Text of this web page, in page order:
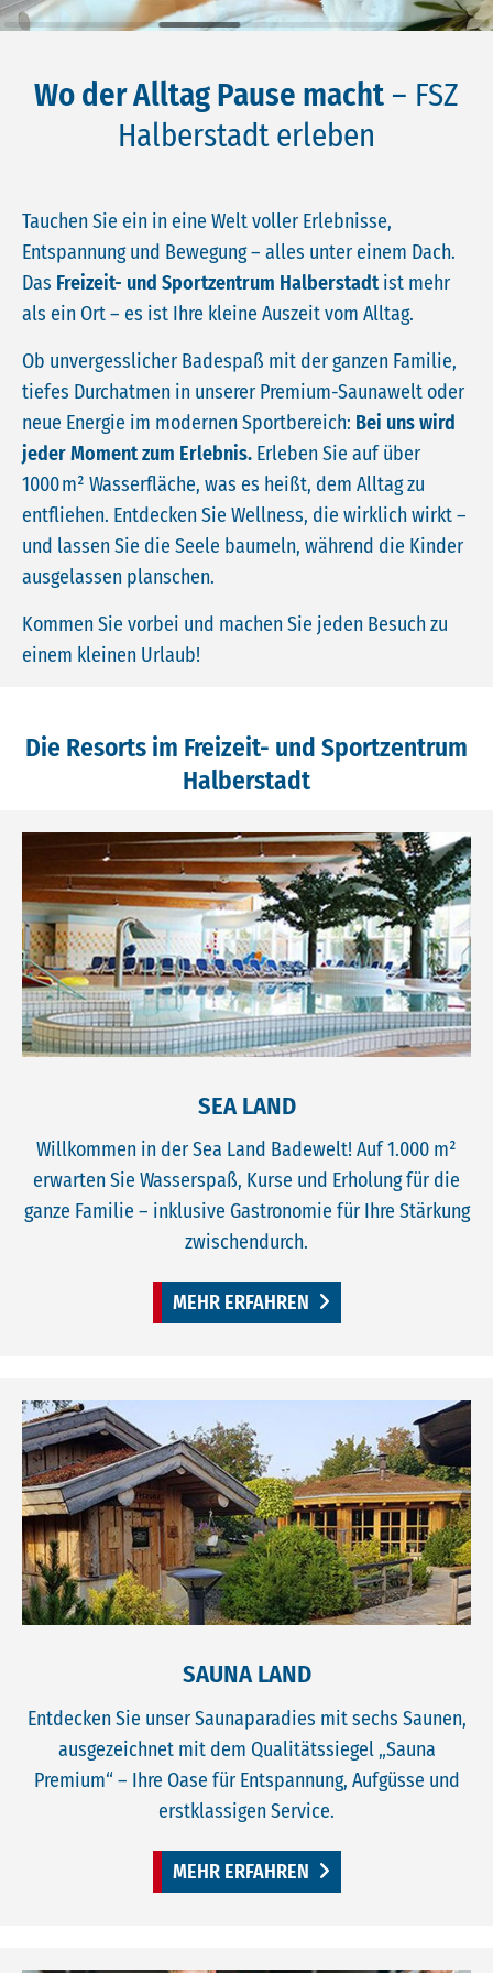
Wo der Alltag Pause macht – FSZ
Halberstadt erleben
Tauchen Sie ein in eine Welt voller Erlebnisse,
Entspannung und Bewegung – alles unter einem Dach.
Das Freizeit- und Sportzentrum Halberstadtist mehr
als ein Ort – es ist Ihre kleine Auszeit vom Alltag.
Ob unvergesslicher Badespaß mit der ganzen Familie,
tiefes Durchatmen in unserer Premium-Saunawelt oder
neue Energie im modernen Sportbereich: Bei uns wird
jeder Moment zum Erlebnis. Erleben Sie auf über
1000 m² Wasserfläche, was es heißt, dem Alltag zu
entfliehen. Entdecken Sie Wellness, die wirklich wirkt –
und lassen Sie die Seele baumeln, während die Kinder
ausgelassen planschen.
Kommen Sie vorbei und machen Sie jeden Besuch zu
einem kleinen Urlaub!
Die Resorts im Freizeit- und Sportzentrum
Halberstadt
SEA LAND
Willkommen in der Sea Land Badewelt! Auf 1.000 m²
erwarten Sie Wasserspaß, Kurse und Erholung für die
ganze Familie – inklusive Gastronomie für Ihre Stärkung
zwischendurch.
MEHR ERFAHREN
SAUNA LAND
Entdecken Sie unser Saunaparadies mit sechs Saunen,
ausgezeichnet mit dem Qualitätssiegel „Sauna
Premium“ – Ihre Oase für Entspannung, Aufgüsse und
erstklassigen Service.
MEHR ERFAHREN